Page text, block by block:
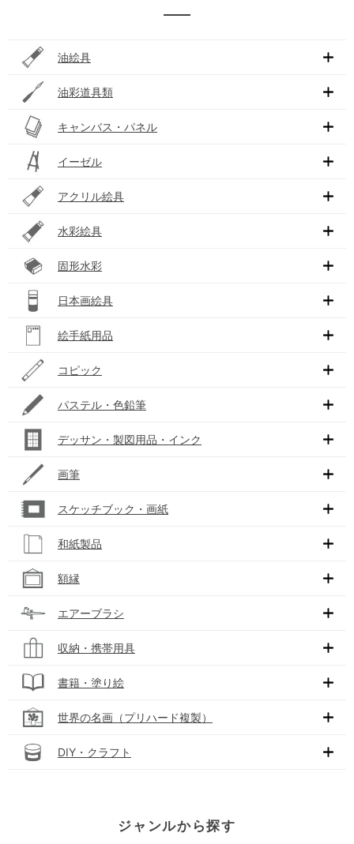
油絵具
油彩道具類
キャンバス・パネル
イーゼル
アクリル絵具
水彩絵具
固形水彩
日本画絵具
絵手紙用品
コピック
パステル・色鉛筆
デッサン・製図用品・インク
画筆
スケッチブック・画紙
和紙製品
額縁
エアーブラシ
収納・携帯用具
書籍・塗り絵
世界の名画（プリハード複製）
DIY・クラフト
ジャンルから探す